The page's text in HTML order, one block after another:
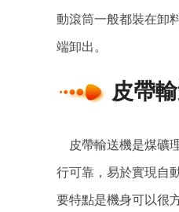
動滾筒一般都裝在卸
端卸出。
皮帶
皮帶輸送機是煤礦
行可靠，易於實現自
要特點是機身可以很